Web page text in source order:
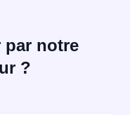
par notre
?